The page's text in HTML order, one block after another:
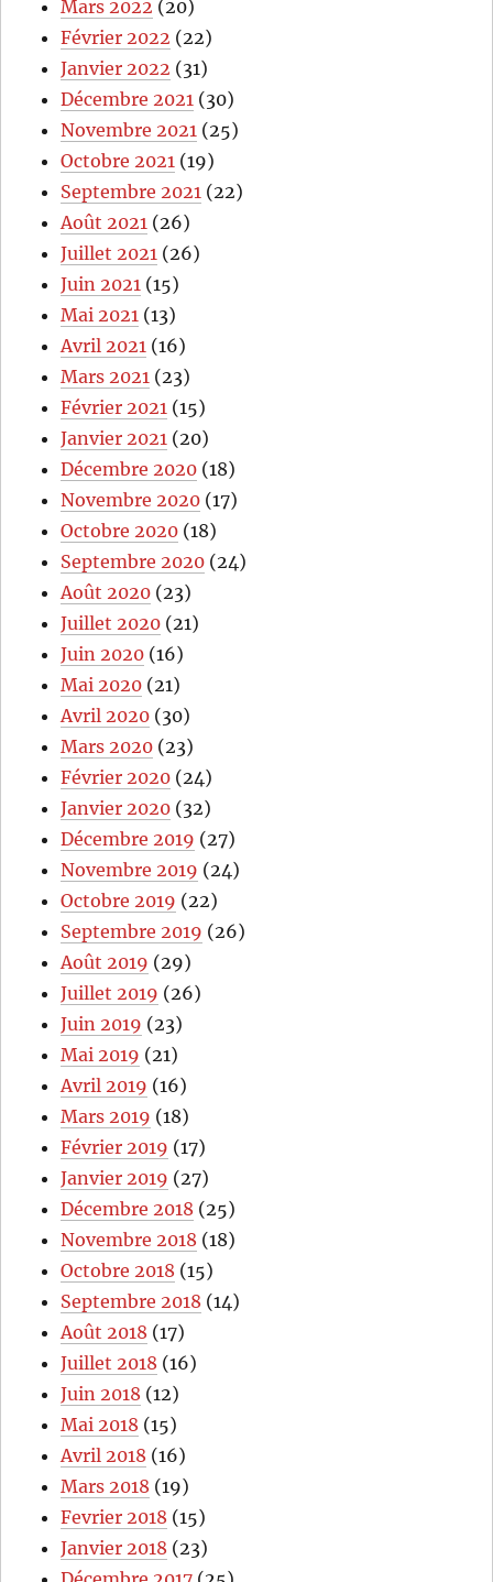
Mars 2022 (20)
Février 2022 (22)
Janvier 2022 (31)
Décembre 2021 (30)
Novembre 2021 (25)
Octobre 2021 (19)
Septembre 2021 (22)
Août 2021 (26)
Juillet 2021 (26)
Juin 2021 (15)
Mai 2021 (13)
Avril 2021 (16)
Mars 2021 (23)
Février 2021 (15)
Janvier 2021 (20)
Décembre 2020 (18)
Novembre 2020 (17)
Octobre 2020 (18)
Septembre 2020 (24)
Août 2020 (23)
Juillet 2020 (21)
Juin 2020 (16)
Mai 2020 (21)
Avril 2020 (30)
Mars 2020 (23)
Février 2020 (24)
Janvier 2020 (32)
Décembre 2019 (27)
Novembre 2019 (24)
Octobre 2019 (22)
Septembre 2019 (26)
Août 2019 (29)
Juillet 2019 (26)
Juin 2019 (23)
Mai 2019 (21)
Avril 2019 (16)
Mars 2019 (18)
Février 2019 (17)
Janvier 2019 (27)
Décembre 2018 (25)
Novembre 2018 (18)
Octobre 2018 (15)
Septembre 2018 (14)
Août 2018 (17)
Juillet 2018 (16)
Juin 2018 (12)
Mai 2018 (15)
Avril 2018 (16)
Mars 2018 (19)
Fevrier 2018 (15)
Janvier 2018 (23)